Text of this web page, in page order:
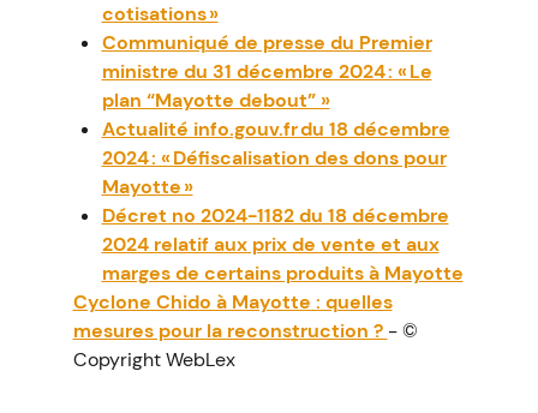
cotisations »
Communiqué de presse du Premier
ministre du 31 décembre 2024 : « Le
plan “Mayotte debout” »
Actualité info.gouv.fr du 18 décembre
2024 : « Défiscalisation des dons pour
Mayotte »
Décret no 2024-1182 du 18 décembre
2024 relatif aux prix de vente et aux
marges de certains produits à Mayotte
Cyclone Chido à Mayotte : quelles
mesures pour la reconstruction ? - ©
Copyright WebLex